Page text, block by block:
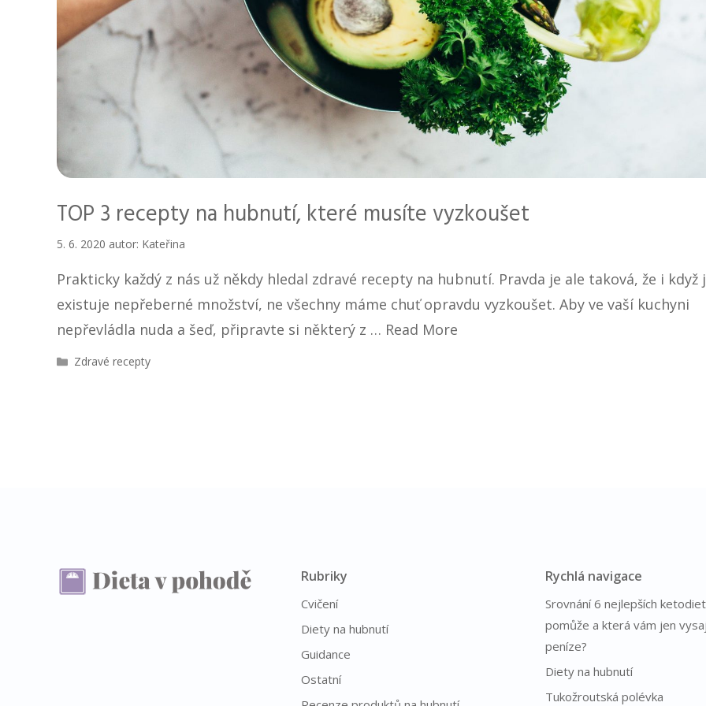
TOP 3 recepty na hubnutí, které musíte vyzkoušet
5. 6. 2020 autor: Kateřina
Prakticky každý z nás už někdy hledal zdravé recepty na hubnutí. Pravda je ale taková, že i když
existuje nepřeberné množství, ne všechny máme chuť opravdu vyzkoušet. Aby ve vaší kuchyni
nepřevládla nuda a šeď, připravte si některý z … Read More
R
Zdravé recepty
Rubriky
Cvičení
Diety na hubnutí
Guidance
Ostatní
Rychlá navigace
Srovnání 6 nejlepších
pomůže a která vám jen
peníze?
Diety na hubnutí
Tukožroutská polévka